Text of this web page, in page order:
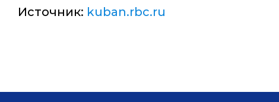
Источник: kuban.rbc.ru